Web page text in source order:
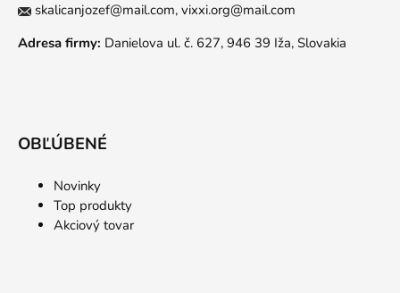
skalicanjozef@mail.com, vixxi.org@mail.com
Adresa firmy: Danielova ul. č. 627, 946 39 Iža, Slovakia
OBĽÚBENÉ
Novinky
Top produkty
Akciový tovar